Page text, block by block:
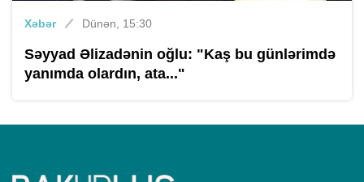
Xəbər Dünən, 15:30
Səyyad Əlizadənin oğlu: "Kaş bu günlərimdə
yanımda olardın, ata..."